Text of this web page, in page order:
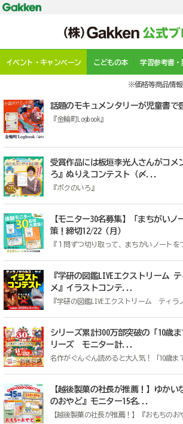
イベント・キャンペーン こどもの本 学習参考書・
※価格等商品情
話題のモキュメンタリーが児童書で
『金輪町Logbook』
受賞作品には板垣李光人さんがコメ
ろ』ぬりえコンテスト（〆...
『ボクのいろ』
【モニター30名募集】「まちがいノ
策！締切12/22（月）
『１問ずつ切り取って、まちがいノートを
『学研の図鑑LIVEエクストリーム
メ』イラストコンテ...
『学研の図鑑LIVEエクストリーム ティラ
シリーズ累計300万部突破の「10歳
リーズ モニター計...
名作がぐんぐん読めると大人気！「10歳ま
【越後製菓の社長が推薦！】ゆかい
のおやど』モニター15名...
【越後製菓の社長が推薦！】『おもちのお